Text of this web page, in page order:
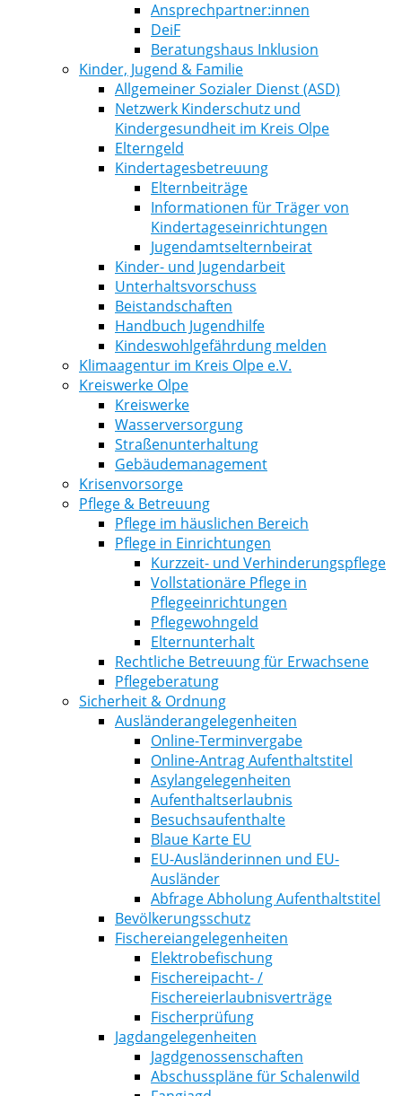
Ansprechpartner:innen
DeiF
Beratungshaus Inklusion
Kinder, Jugend & Familie
Allgemeiner Sozialer Dienst (ASD)
Netzwerk Kinderschutz und
Kindergesundheit im Kreis Olpe
Elterngeld
Kindertagesbetreuung
Elternbeiträge
Informationen für Träger von
Kindertageseinrichtungen
Jugendamtselternbeirat
Kinder- und Jugendarbeit
Unterhaltsvorschuss
Beistandschaften
Handbuch Jugendhilfe
Kindeswohlgefährdung melden
Klimaagentur im Kreis Olpe e.V.
Kreiswerke Olpe
Kreiswerke
Wasserversorgung
Straßenunterhaltung
Gebäudemanagement
Krisenvorsorge
Pflege & Betreuung
Pflege im häuslichen Bereich
Pflege in Einrichtungen
Kurzzeit- und Verhinderungspflege
Vollstationäre Pflege in
Pflegeeinrichtungen
Pflegewohngeld
Elternunterhalt
Rechtliche Betreuung für Erwachsene
Pflegeberatung
Sicherheit & Ordnung
Ausländerangelegenheiten
Online-Terminvergabe
Online-Antrag Aufenthaltstitel
Asylangelegenheiten
Aufenthaltserlaubnis
Besuchsaufenthalte
Blaue Karte EU
EU-Ausländerinnen und EU-
Ausländer
Abfrage Abholung Aufenthaltstitel
Bevölkerungsschutz
Fischereiangelegenheiten
Elektrobefischung
Fischereipacht- /
Fischereierlaubnisverträge
Fischerprüfung
Jagdangelegenheiten
Jagdgenossenschaften
Abschusspläne für Schalenwild